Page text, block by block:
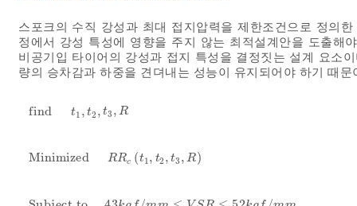
스포크의 수직 강성과 최대 접지압력을 제한조건으로 정의
정에서 강성 특성에 영향을 주지 않는 최적설계안을 도출해
비공기입 타이어의 강성과 접지 특성을 결정짓는 설계 요소
량의 승차감과 하중을 견뎌내는 성능이 유지되어야 하기 때문
find t1 , t2 , t3 , R
f dt1,t2,t3,R
Minimized RRc (t1, t2 , t3 , R)
Minim zedRRct1,t2,t3,R